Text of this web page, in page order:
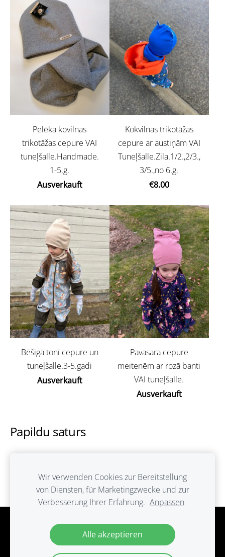
Papildu saturs
nav, tad šo bloku var noslēpt, nospiežot uz
ikoniņas augšējā stūrī.
Pelēka kovilnas
trikotāžas cepure VAI
tuneļšalle.Handmade.
1-5.g.
Ausverkauft
Kokvilnas trikotāžas
cepure ar austiņām VAI
Tuneļšalle.Zila.1/2.,2/3.,
3/5.,no 6.g.
€8.00
Bēšīgā tonī cepure un
tuneļšalle.3-5.gadi
Ausverkauft
Pavasara cepure
meitenēm ar rozā banti
VAI tuneļšalle.
Ausverkauft
Cookies
Wir verwenden Cookies zur Bereitstellung
von Diensten, für Marketingzwecke und zur
Verbesserung Ihrer Erfahrung. Anpassen
Alle akzeptieren